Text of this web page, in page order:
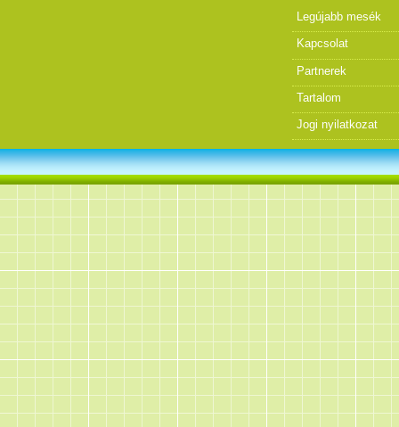
Legújabb mesék
Kapcsolat
Partnerek
Tartalom
Jogi nyilatkozat